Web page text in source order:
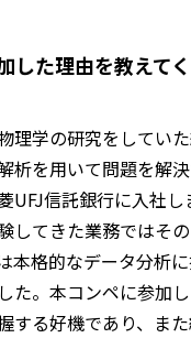
した理由を教えてく
理学の研究をしてい
析を用いて問題を解
UFJ信託銀行に入社
してきた業務ではそ
本格的なデータ分析
た。本コンペに参加
する好機であり、ま